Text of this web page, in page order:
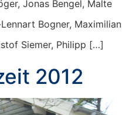
Jonas Bengel, Malte
Bogner, Maximilian
Siemer, Philipp […]
2012